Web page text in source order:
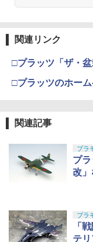
関連リンク
□プラッツ「ザ・
□プラッツのホー
関連記事
プラ
プ
改
プラ
「
テ